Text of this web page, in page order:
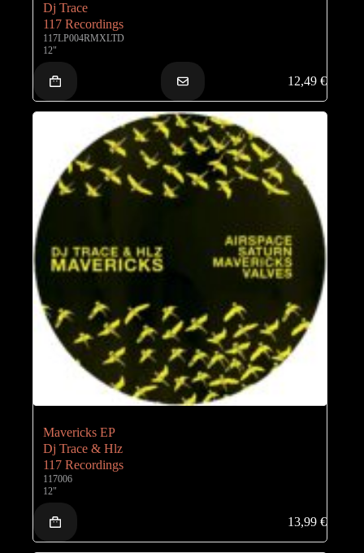
Dj Trace
117 Recordings
117LP004RMXLTD
12"
12,49€
Mavericks EP
Dj Trace & Hlz
117 Recordings
117006
12"
13,99€